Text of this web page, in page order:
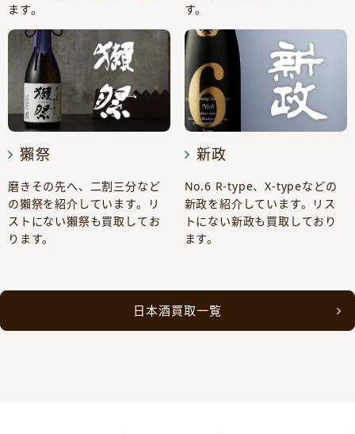
ます。
す。
獺祭
磨きその先へ、二割三分など
の獺祭を紹介しています。リ
ストにない獺祭も買取してお
ります。
新政
No.6 R-type、X-typeなどの
新政を紹介しています。リス
トにない新政も買取しており
ます。
日本酒買取一覧